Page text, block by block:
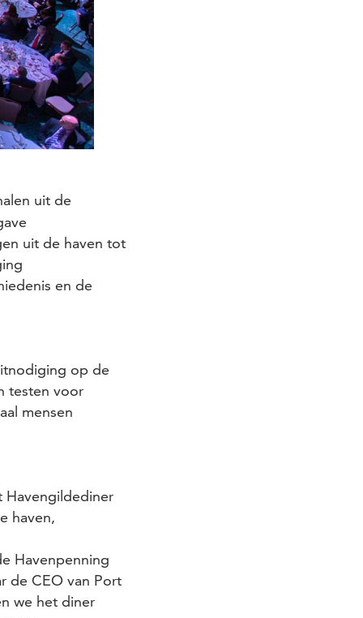
uit de
uit de haven tot
en de
op de
testen voor
mensen
haven,
Havenpenning
de CEO van Port
we het diner